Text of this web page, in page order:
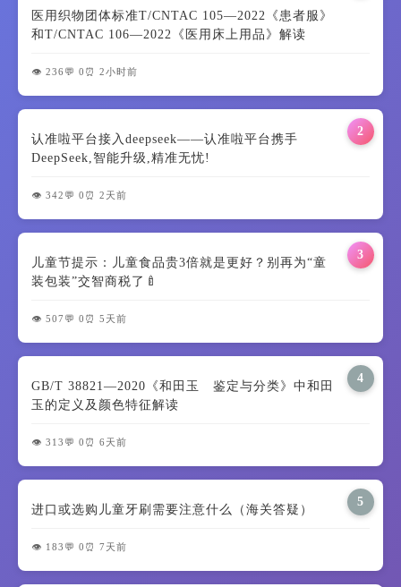
医用织物团体标准T/CNTAC 105—2022《患者服》
和T/CNTAC 106—2022《医用床上用品》解读
👁️ 236 💬 0 ⏰ 2小时前
2
认准啦平台接入deepseek——认准啦平台携手
DeepSeek,智能升级,精准无忧!
👁️ 342 💬 0 ⏰ 2天前
3
儿童节提示：儿童食品贵3倍就是更好？别再为“童
装包装”交智商税了🍼
👁️ 507 💬 0 ⏰ 5天前
4
GB/T 38821—2020《和田玉 鉴定与分类》中和田
玉的定义及颜色特征解读
👁️ 313 💬 0 ⏰ 6天前
5
进口或选购儿童牙刷需要注意什么（海关答疑）
👁️ 183 💬 0 ⏰ 7天前